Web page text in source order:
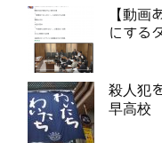
【動画
にする
殺人犯
早高校